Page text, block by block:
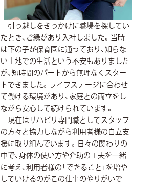
引っ越しをきっかけに職場を探してい
たとき、ご縁があり入社しました。当時
は下の子が保育園に通っており、知らな
い土地での生活という不安もありました
が、短時間のパートから無理なくスター
トできました。ライフステージに合わせ
て働ける環境があり、家庭との両立をし
ながら安心して続けられています。
現在はリハビリ専門職としてスタッフ
の方々と協力しながら利用者様の自立支
援に取り組んでいます。日々の関わりの
中で、身体の使い方や介助の工夫を一緒
に考え、利用者様の「できること」を増や
していけるのがこの仕事のやりがいで